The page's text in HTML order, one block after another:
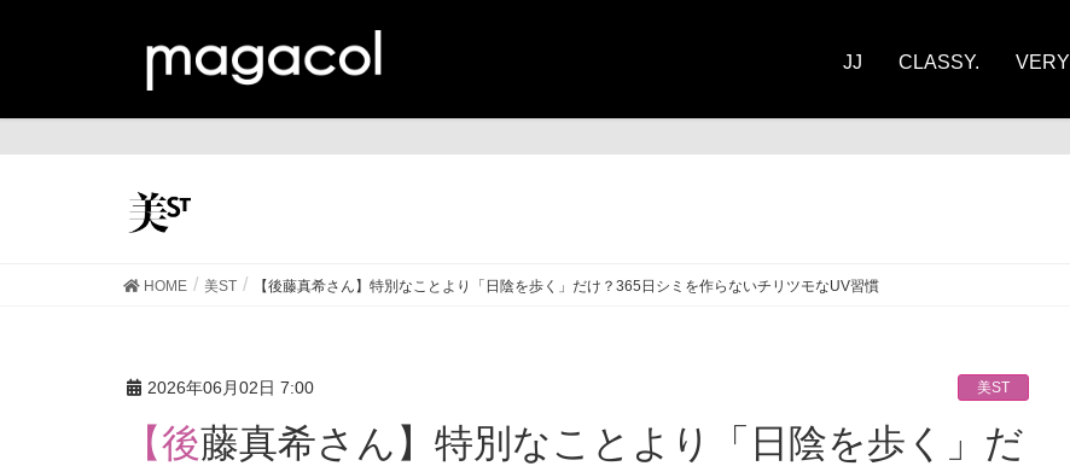
JJ CLASSY. VERY
HOME 美ST 【後藤真希さん】特別なことより「日陰を歩く」だけ？365日シミを作らないチリツモなUV習慣
2026年06月02日 7:00 美ST
【後藤真希さん】特別なことより「日陰を歩く」だ